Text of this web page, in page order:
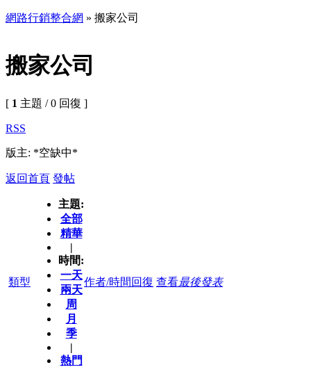
網路行銷整合網 » 搬家公司
搬家公司
[ 1 主題 / 0 回復 ]
RSS
版主: *空缺中*
返回首頁 發帖
類型
主題:
全部
精華
|
時間:
一天
兩天
周
月
季
|
熱門
作者/時間 回復 查看最後發表